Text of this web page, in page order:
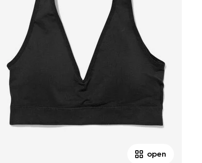
open